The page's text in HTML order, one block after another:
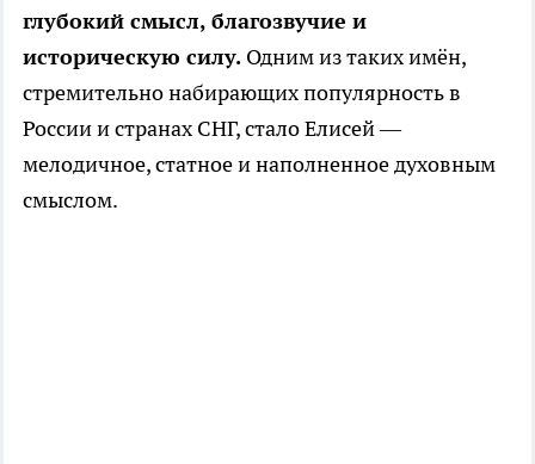
глубокий смысл, благозвучие и
историческую силу. Одним из таких имён,
стремительно набирающих популярность в
России и странах СНГ, стало Елисей —
мелодичное, статное и наполненное духовным
смыслом.